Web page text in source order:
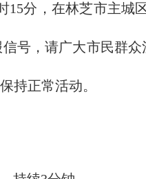
15分，在林芝市主城
号，请广大市民群
持正常活动。